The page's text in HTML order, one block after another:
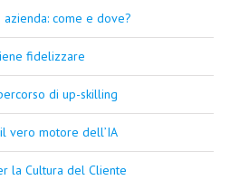
come e dove?
fidelizzare
di up-skilling
vero motore dell’IA
la Cultura del Cliente